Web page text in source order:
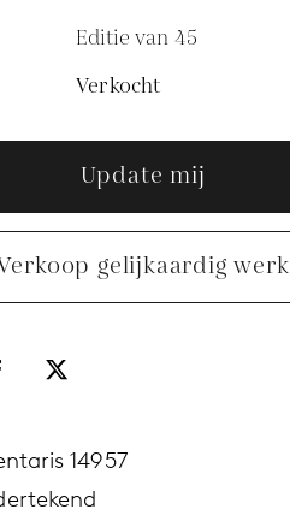
Editie van 45
Verkocht
Update mij
gelijkaardig werk
14957